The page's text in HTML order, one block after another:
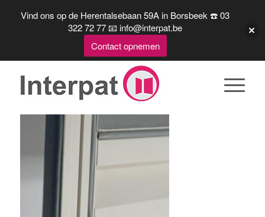
Vind ons op de Herentalsebaan 59A in Borsbeek ☎️ 03
322 72 77 📧 info@interpat.be
Contact opnemen